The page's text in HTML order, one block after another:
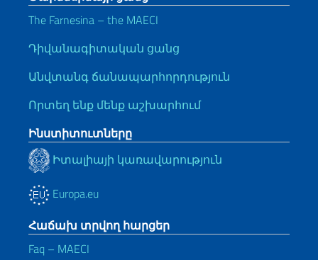
The Farnesina – the MAECI
Դիվանագիտական ցանց
Անվտանգ ճանապարհորդություն
Որտեղ ենք մենք աշխարհում
Ինստիտուտները
Իտալիայի կառավարություն
Europa.eu
Հաճախ տրվող հարցեր
Faq – MAECI